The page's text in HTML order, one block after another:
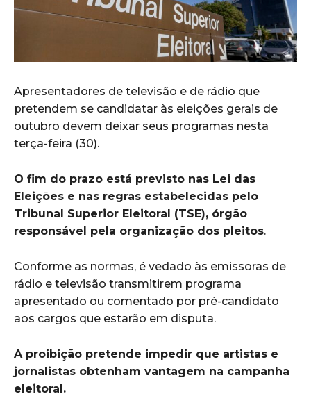
Apresentadores de televisão e de rádio que
pretendem se candidatar às eleições gerais de
outubro devem deixar seus programas nesta
terça-feira (30).
O fim do prazo está previsto nas Lei das
Eleições e nas regras estabelecidas pelo
Tribunal Superior Eleitoral (TSE), órgão
responsável pela organização dos pleitos.
Conforme as normas, é vedado às emissoras de
rádio e televisão transmitirem programa
apresentado ou comentado por pré-candidato
aos cargos que estarão em disputa.
A proibição pretende impedir que artistas e
jornalistas obtenham vantagem na campanha
eleitoral.